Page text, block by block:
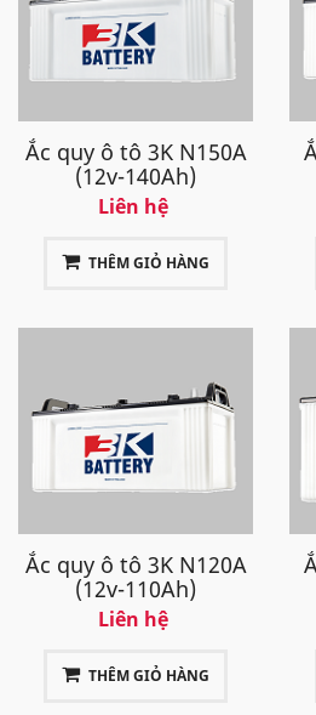
Ắc quy ô tô 3K N150A
(12v-140Ah)
Liên hệ
THÊM GIỎ HÀNG
Ắc quy ô tô 3K N120A
(12v-110Ah)
Liên hệ
THÊM GIỎ HÀNG